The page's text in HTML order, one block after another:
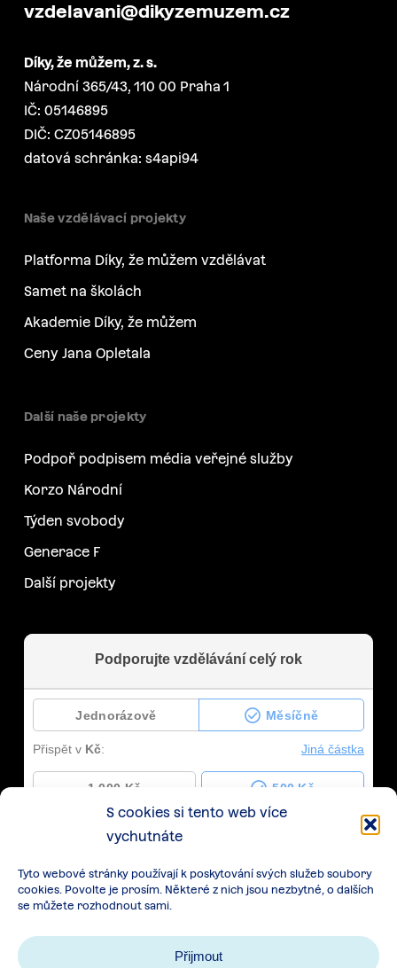
S cookies si tento web více
vychutnáte
Tyto webové stránky používají k poskytování svých služeb soubory
cookies. Povolte je prosím. Některé z nich jsou nezbytné, o dalších
se můžete rozhodnout sami.
Přijmout
vzdelavani@dikyzemuzem.cz
Díky, že můžem, z. s.
Národní 365/43, 110 00 Praha 1
IČ: 05146895
DIČ: CZ05146895
datová schránka: s4api94
Naše vzdělávací projekty
Platforma Díky, že můžem vzdělávat
Samet na školách
Akademie Díky, že můžem
Ceny Jana Opletala
Další naše projekty
Podpoř podpisem média veřejné služby
Korzo Národní
Týden svobody
Generace F
Další projekty